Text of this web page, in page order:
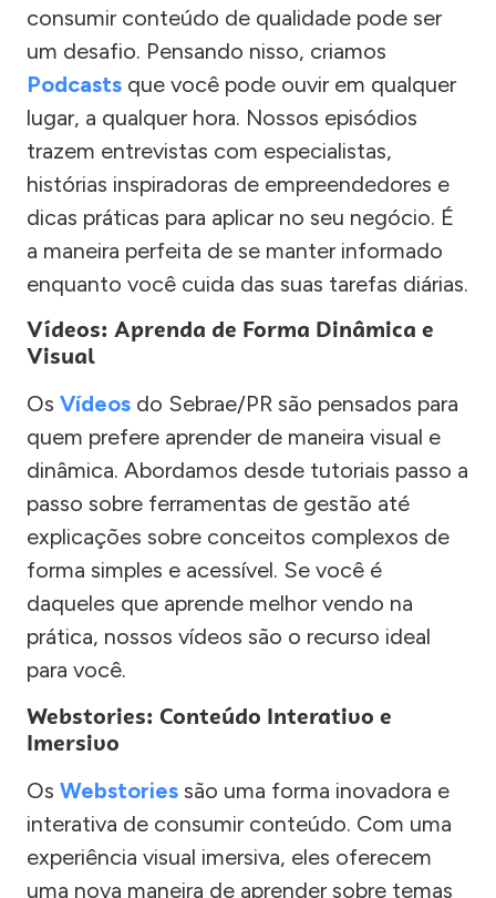
consumir conteúdo de qualidade pode ser
um desafio. Pensando nisso, criamos
Podcasts que você pode ouvir em qualquer
lugar, a qualquer hora. Nossos episódios
trazem entrevistas com especialistas,
histórias inspiradoras de empreendedores e
dicas práticas para aplicar no seu negócio. É
a maneira perfeita de se manter informado
enquanto você cuida das suas tarefas diárias.
Vídeos: Aprenda de Forma Dinâmica e
Visual
Os Vídeos do Sebrae/PR são pensados para
quem prefere aprender de maneira visual e
dinâmica. Abordamos desde tutoriais passo a
passo sobre ferramentas de gestão até
explicações sobre conceitos complexos de
forma simples e acessível. Se você é
daqueles que aprende melhor vendo na
prática, nossos vídeos são o recurso ideal
para você.
Webstories: Conteúdo Interativo e
Imersivo
Os Webstories são uma forma inovadora e
interativa de consumir conteúdo. Com uma
experiência visual imersiva, eles oferecem
uma nova maneira de aprender sobre temas